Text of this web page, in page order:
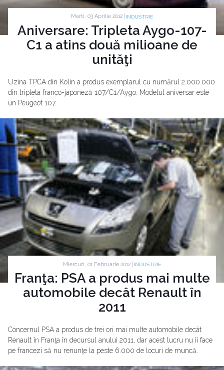
Marti, 03 Aprilie 2012 | INDUSTRIE
Aniversare: Tripleta Aygo-107-
C1 a atins două milioane de
unităţi
Uzina TPCA din Kolin a produs exemplarul cu numărul 2.000.000
din tripleta franco-japoneză 107/C1/Aygo. Modelul aniversar este
un Peugeot 107.
Miercuri, 01 Februarie 2012 | INDUSTRIE
Franţa: PSA a produs mai multe
automobile decât Renault în
2011
Concernul PSA a produs de trei ori mai multe automobile decât
Renault în Franţa în decursul anului 2011, dar acest lucru nu îi face
pe francezi să nu renunţe la peste 6.000 de locuri de muncă.